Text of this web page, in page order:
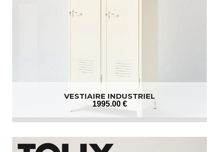
VESTIAIRE INDUSTRIEL
1995.00 €